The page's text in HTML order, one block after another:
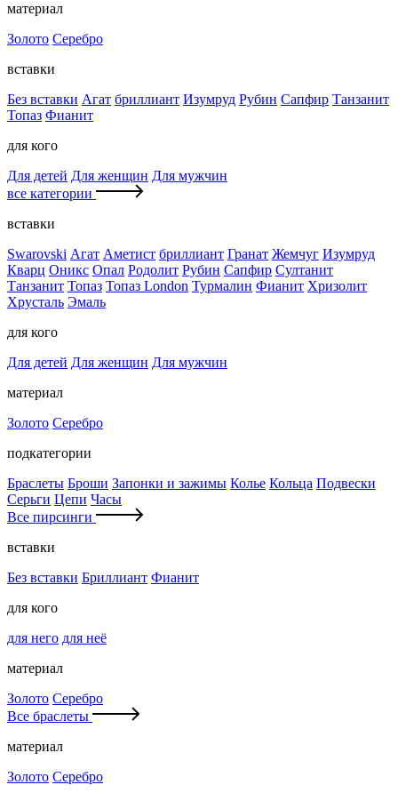
материал
Золото Серебро
вставки
Без вставки Агат бриллиант Изумруд Рубин Сапфир Танзанит
Топаз Фианит
для кого
Для детей Для женщин Для мужчин
все категории
вставки
Swarovski Агат Аметист бриллиант Гранат Жемчуг Изумруд
Кварц Оникс Опал Родолит Рубин Сапфир Султанит
Танзанит Топаз Топаз London Турмалин Фианит Хризолит
Хрусталь Эмаль
для кого
Для детей Для женщин Для мужчин
материал
Золото Серебро
подкатегории
Браслеты Броши Запонки и зажимы Колье Кольца Подвески
Серьги Цепи Часы
Все пирсинги
вставки
Без вставки Бриллиант Фианит
для кого
для него для неё
материал
Золото Серебро
Все браслеты
материал
Золото Серебро